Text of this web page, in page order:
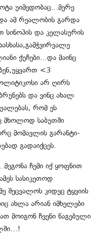
უიმედობაც…მერე
ამ რეალობის გარდა
სინოპის და კელასურის
ქუჩები…და მაინც
<3
არ ღირს
და ვინც ახალ
რომ ეს
მხოლოდ საბუთში
მომავლის გარანტი-
გადაიქცეს.
ჩემი იქ ყოფნით
სასიკეთოდ
შეცვალოს კიდეც ტყვიის
ახლა არიან იმხელები
მოიგონ ჩვენი წაგებული